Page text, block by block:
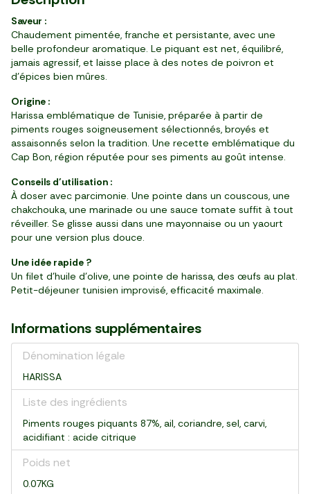
Saveur :
Chaudement pimentée, franche et persistante, avec une
belle profondeur aromatique. Le piquant est net, équilibré,
jamais agressif, et laisse place à des notes de poivron et
d’épices bien mûres.
Origine :
Harissa emblématique de Tunisie, préparée à partir de
piments rouges soigneusement sélectionnés, broyés et
assaisonnés selon la tradition. Une recette emblématique du
Cap Bon, région réputée pour ses piments au goût intense.
Conseils d’utilisation :
À doser avec parcimonie. Une pointe dans un couscous, une
chakchouka, une marinade ou une sauce tomate suffit à tout
réveiller. Se glisse aussi dans une mayonnaise ou un yaourt
pour une version plus douce.
Une idée rapide ?
Un filet d’huile d’olive, une pointe de harissa, des œufs au plat.
Petit-déjeuner tunisien improvisé, efficacité maximale.
Informations supplémentaires
Dénomination légale
HARISSA
Liste des ingrédients
Piments rouges piquants 87%, ail, coriandre, sel, carvi,
acidifiant : acide citrique
Poids net
0.07KG